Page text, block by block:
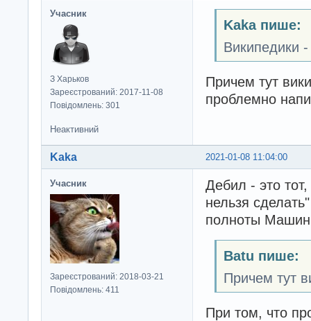
Учасник
З Харьков
Зареєстрований: 2017-11-08
Повідомлень: 301
Kaka пише:
Википедики
Причем тут
проблемно
Неактивний
2021-01-08 11:04:00
Kaka
Учасник
Зареєстрований: 2018-03-21
Повідомлень: 411
Дебил - это тот,
нельзя
полноты
Batu пише:
Причем тут
При том, что